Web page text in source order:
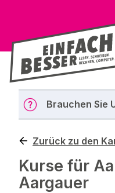
Brauchen Sie
Zurück zu den
Kurse für
Aargauer